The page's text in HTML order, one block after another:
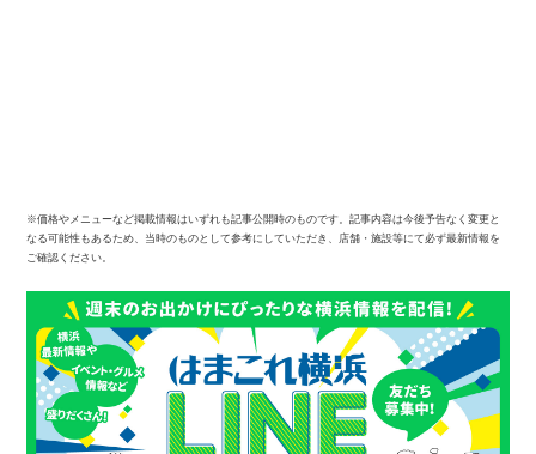
※価格やメニューなど掲載情報はいずれも記事公開時のものです。記事内容は今後予告なく変更と
なる可能性もあるため、当時のものとして参考にしていただき、店舗・施設等にて必ず最新情報を
ご確認ください。